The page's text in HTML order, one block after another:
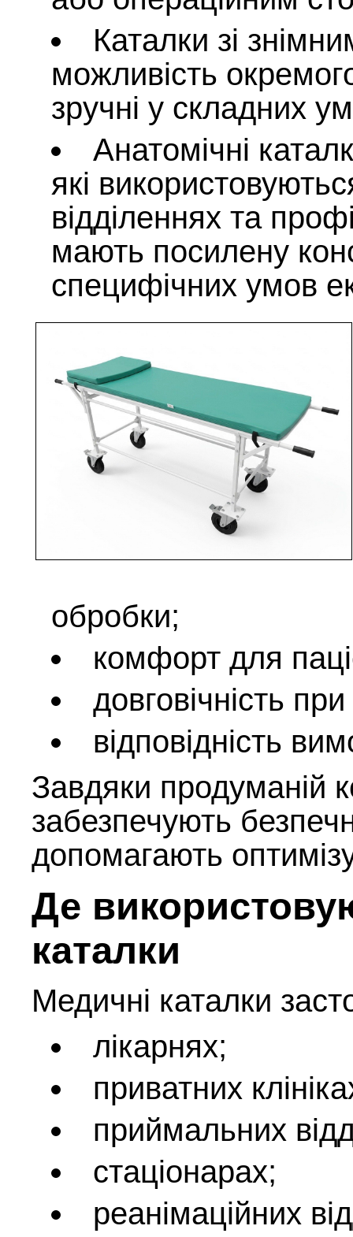
Каталки зі
можливість
зручні у складних
Анатомічні
які
відділеннях та
мають посилену
специфічних умов
обробки;
комфорт для
довговічність
відповідність
Завдяки продуманій
забезпечують
допомагають
Де
каталки
Медичні каталки
лікарнях;
приватних
приймальних
стаціонарах;
реанімаційних